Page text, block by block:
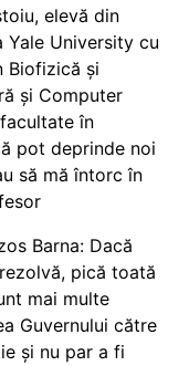
elevă din
Yale University cu
Biofizică și
și Computer
în
pot deprinde noi
să mă întorc în
Barna: Dacă
pică toată
mai multe
Guvernului către
și nu par a fi